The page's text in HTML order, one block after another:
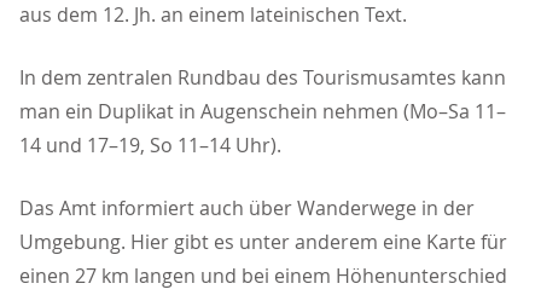
aus dem 12. Jh. an einem lateinischen Text.
In dem zentralen Rundbau des Tourismusamtes kann
man ein Duplikat in Augenschein nehmen (Mo–Sa 11–
14 und 17–19, So 11–14 Uhr).
Das Amt informiert auch über Wanderwege in der
Umgebung. Hier gibt es unter anderem eine Karte für
einen 27 km langen und bei einem Höhenunterschied